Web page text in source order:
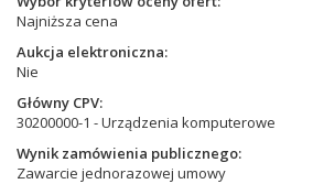
Najniższa cena
Aukcja elektroniczna
Nie
Główny CPV
30200000-1 - Urządzenia komputerowe
Wynik zamówienia publicznego
Zawarcie jednorazowej umowy